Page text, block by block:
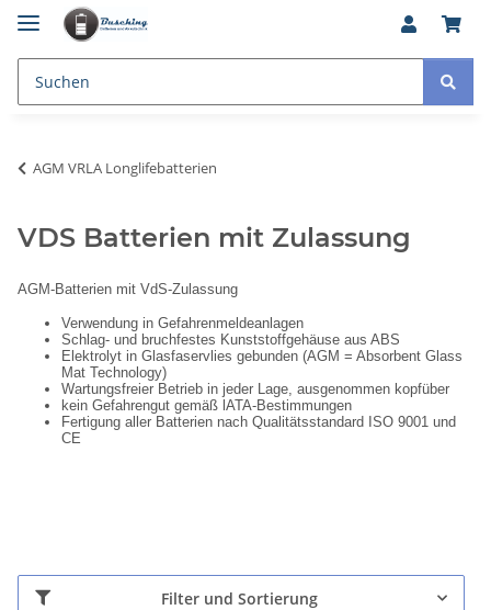
AGM VRLA Longlifebatterien
VDS Batterien mit Zulassung
AGM-Batterien mit VdS-Zulassung
Verwendung in Gefahrenmeldeanlagen
Schlag- und bruchfestes Kunststoffgehäuse aus ABS
Elektrolyt in Glasfaservlies gebunden (AGM = Absorbent Glass
Mat Technology)
Wartungsfreier Betrieb in jeder Lage, ausgenommen kopfüber
kein Gefahrengut gemäß lATA-Bestimmungen
Fertigung aller Batterien nach Qualitätsstandard ISO 9001 und
CE
Filter und Sortierung